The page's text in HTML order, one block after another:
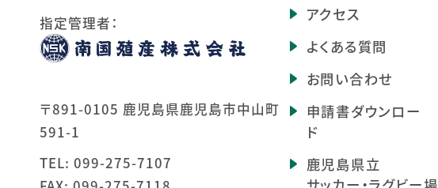
指定管理者：
〒891-0105 鹿児島県鹿児島市中山町
591-1
TEL:099-275-7107
アクセス
よくある質問
お問い合わせ
申請書ダウンロー
ド
鹿児島県立